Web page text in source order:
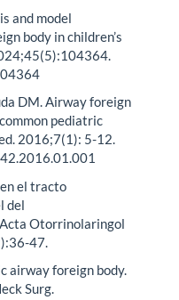
and model
body in children’s
DM. Airway foreign
pediatric
2016;7(1): 5-12.
el tracto
del
Otorrinolaringol
47.
airway foreign body.
Surg.